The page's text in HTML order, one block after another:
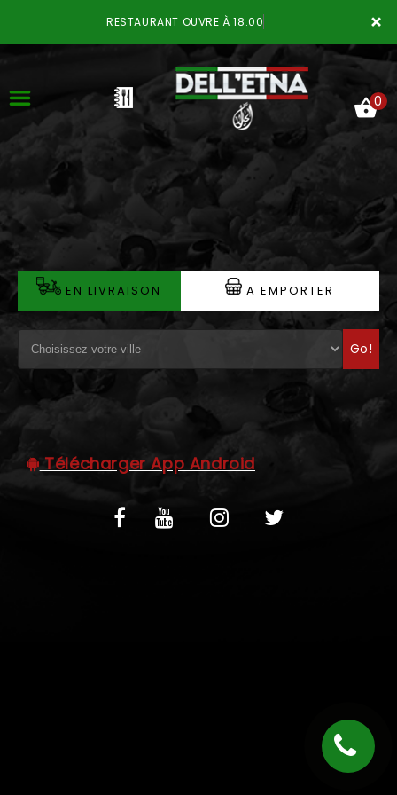
×
RESTAURANT OUVRE À 18:00
ACCUEIL
LA CARTE
VOTRE COMPTE
NOTRE RESTAURANT
VOS AVIS
MENTIONS LÉGALES
0
EN LIVRAISON A EMPORTER
Go!
Télécharger App Android